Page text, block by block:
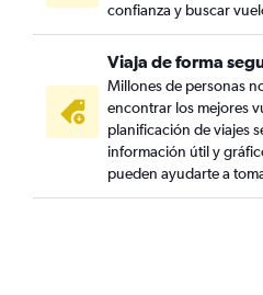
confianza y buscar
Viaja de forma
Millones de personas
encontrar los mejores
planificación de viajes
información útil y
pueden ayudarte a